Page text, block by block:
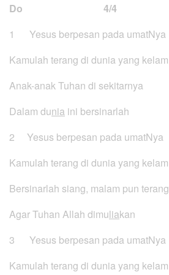
Do 4/4
1 Yesus berpesan pada umatNya
Kamulah terang di dunia yang kelam
Anak-anak Tuhan di sekitarnya
Dalam dunia ini bersinarlah
2 Yesus berpesan pada umatNya
Kamulah terang di dunia yang kelam
Bersinarlah siang, malam pun terang
Agar Tuhan Allah dimuliakan
3 Yesus berpesan pada umatNya
Kamulah terang di dunia yang kelam